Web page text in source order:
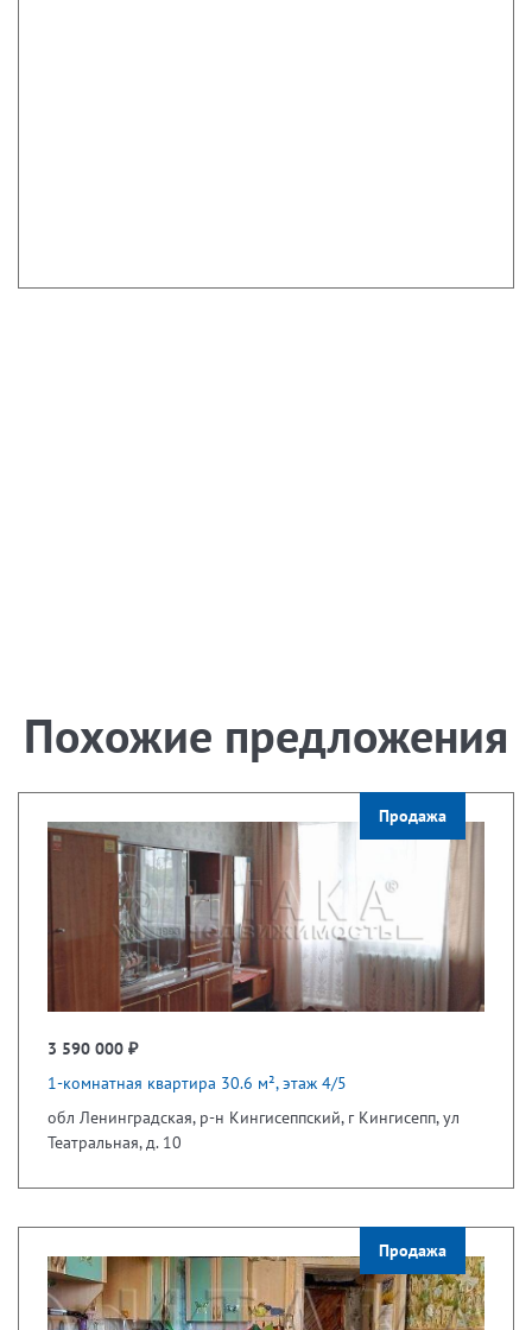
Похожие предложения
Продажа
3 590 000 ₽
1-комнатная квартира 30.6 м², этаж 4/5
обл Ленинградская, р-н Кингисеппский, г Кингисепп, ул
Театральная, д. 10
Продажа